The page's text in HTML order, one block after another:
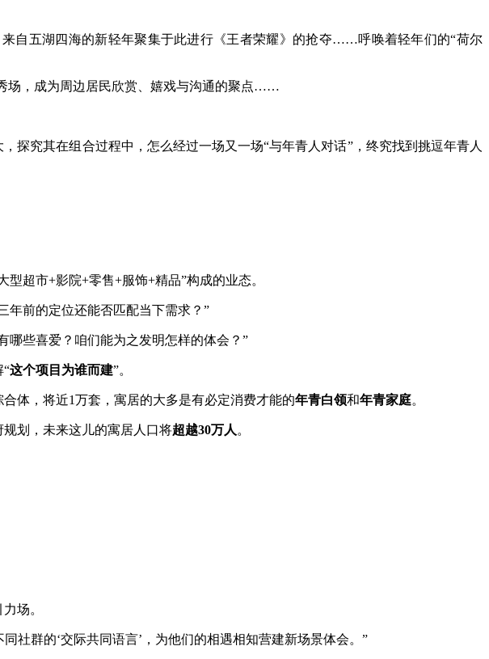
五湖四海的新轻年聚集于此进行《王者荣耀》的抢夺……呼唤着轻年们的“荷尔
场，成为周边居民欣赏、嬉戏与沟通的聚点……
究其在组合过程中，怎么经过一场又一场“与年青人对话”，终究找到挑逗年青人
超市+影院+零售+服饰+精品”构成的业态。
前的定位还能否匹配当下需求？”
些喜爱？咱们能为之发明怎样的体会？”
“这个项目为谁而建”。
体，将近1万套，寓居的大多是有必定消费才能的年青白领和年青家庭。
划，未来这儿的寓居人口将超越30万人 。
场。
群的‘交际共同语言’，为他们的相遇相知营建新场景体会。”